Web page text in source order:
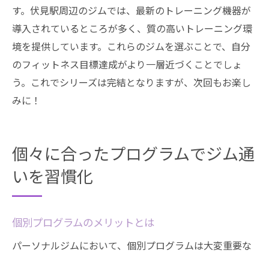
す。伏見駅周辺のジムでは、最新のトレーニング機器が
導入されているところが多く、質の高いトレーニング環
境を提供しています。これらのジムを選ぶことで、自分
のフィットネス目標達成がより一層近づくことでしょ
う。これでシリーズは完結となりますが、次回もお楽し
みに！
個々に合ったプログラムでジム通
いを習慣化
個別プログラムのメリットとは
パーソナルジムにおいて、個別プログラムは大変重要な